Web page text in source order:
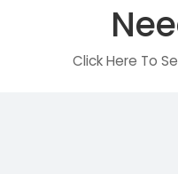
Click Here To